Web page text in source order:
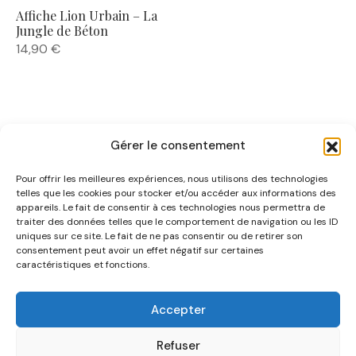
Gérer le consentement
Pour offrir les meilleures expériences, nous utilisons des technologies
telles que les cookies pour stocker et/ou accéder aux informations des
appareils. Le fait de consentir à ces technologies nous permettra de
traiter des données telles que le comportement de navigation ou les ID
uniques sur ce site. Le fait de ne pas consentir ou de retirer son
consentement peut avoir un effet négatif sur certaines
caractéristiques et fonctions.
Accepter
Refuser
Affiche Lion Urbain – La
Jungle de Béton
14,90 €
NOUS CONNAÎTRE